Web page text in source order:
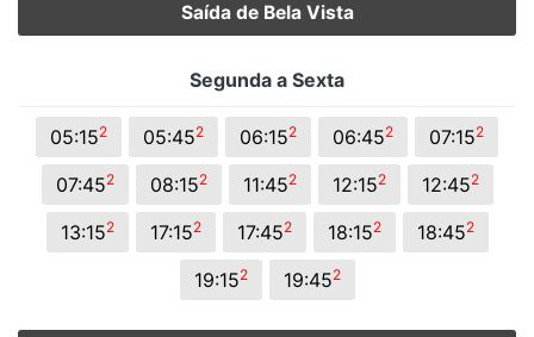
Saída de Bela Vista
Segunda a Sexta
05:152 05:452 06:152 06:452 07:152
07:452 08:152 11:452 12:152 12:452
13:152 17:152 17:452 18:152 18:452
19:152 19:452